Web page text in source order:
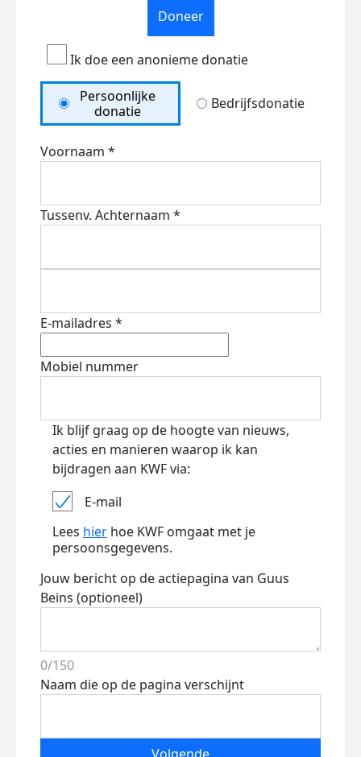
Doneer
Ik doe een anonieme donatie
Persoonlijke
donatie
Bedrijfsdonatie
Voornaam *
Tussenv. Achternaam *
E-mailadres *
Mobiel nummer
Ik blijf graag op de hoogte van nieuws,
acties en manieren waarop ik kan
bijdragen aan KWF via:
E-mail
Lees hier hoe KWF omgaat met je
persoonsgegevens.
Jouw bericht op de actiepagina van Guus
Beins (optioneel)
0/150
Naam die op de pagina verschijnt